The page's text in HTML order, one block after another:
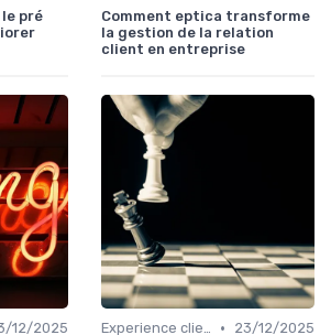
pré
Comment eptica transforme
la gestion de la relation
client en entreprise
12/2025
Experience client •
23/12/2025